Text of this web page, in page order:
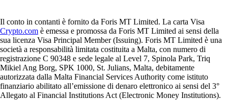
Il conto in contanti è fornito da Foris MT Limited. La carta Visa
Crypto.com è emessa e promossa da Foris MT Limited ai sensi della
sua licenza Visa Principal Member (Issuing). Foris MT Limited è una
società a responsabilità limitata costituita a Malta, con numero di
registrazione C 90348 e sede legale al Level 7, Spinola Park, Triq
Mikiel Ang Borg, SPK 1000, St. Julians, Malta, debitamente
autorizzata dalla Malta Financial Services Authority come istituto
finanziario abilitato all’emissione di denaro elettronico ai sensi del 3°
Allegato al Financial Institutions Act (Electronic Money Institutions).